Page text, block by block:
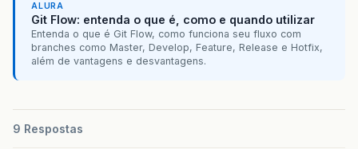
ALURA
Git Flow: entenda o que é, como e quando utilizar
Entenda o que é Git Flow, como funciona seu fluxo com
branches como Master, Develop, Feature, Release e Hotfix,
além de vantagens e desvantagens.
9 Respostas